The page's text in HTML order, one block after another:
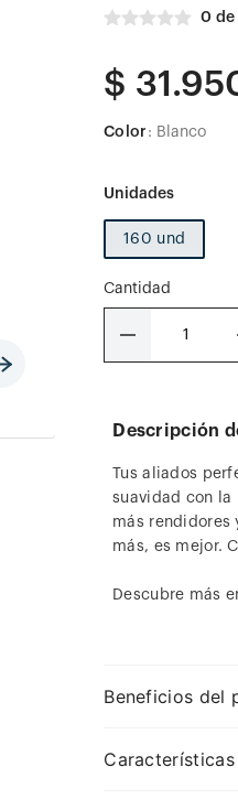
0 de
$ 31 .
Color : Blanco
160 und
Cantidad
－
Descripción
Tus aliados
suavidad con la
más rendidores
más, es mejor.
Descubre más
Beneficios del
Características